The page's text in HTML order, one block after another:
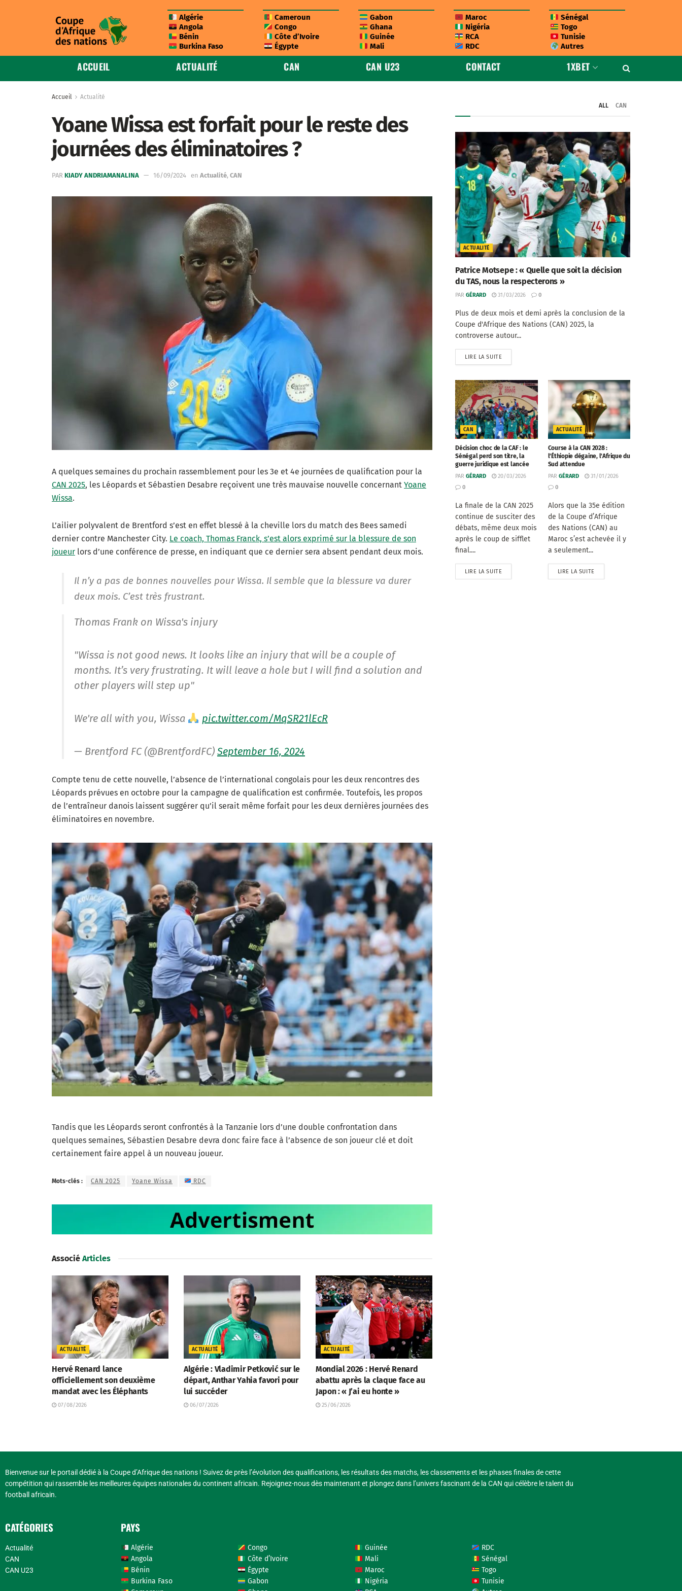
Algérie
Angola
Bénin
Burkina Faso
Cameroun
Congo
Côte d’Ivoire
Égypte
Gabon
Ghana
Guinée
Mali
Maroc
Nigéria
RCA
RDC
Sénégal
Togo
Tunisie
Autres
ACCUEIL ACTUALITÉ CAN CAN U23 CONTACT 1XBET
Accueil Actualité
Yoane Wissa est forfait pour le reste des
journées des éliminatoires ?
PAR KIADY ANDRIAMANALINA 16/09/2024 en Actualité, CAN
A quelques semaines du prochain rassemblement pour les 3e et 4e journées de qualification pour la
CAN 2025, les Léopards et Sébastien Desabre reçoivent une très mauvaise nouvelle concernant Yoane
Wissa.
L’ailier polyvalent de Brentford s’est en effet blessé à la cheville lors du match des Bees samedi
dernier contre Manchester City. Le coach, Thomas Franck, s’est alors exprimé sur la blessure de son
joueur lors d’une conférence de presse, en indiquant que ce dernier sera absent pendant deux mois.
Il n’y a pas de bonnes nouvelles pour Wissa. Il semble que la blessure va durer
deux mois. C’est très frustrant.
Thomas Frank on Wissa's injury
"Wissa is not good news. It looks like an injury that will be a couple of
months. It’s very frustrating. It will leave a hole but I will find a solution and
other players will step up"
We're all with you, Wissa pic.twitter.com/MqSR21lEcR
— Brentford FC (@BrentfordFC) September 16, 2024
Compte tenu de cette nouvelle, l’absence de l’international congolais pour les deux rencontres des
Léopards prévues en octobre pour la campagne de qualification est confirmée. Toutefois, les propos
de l’entraîneur danois laissent suggérer qu’il serait même forfait pour les deux dernières journées des
éliminatoires en novembre.
Tandis que les Léopards seront confrontés à la Tanzanie lors d’une double confrontation dans
quelques semaines, Sébastien Desabre devra donc faire face à l’absence de son joueur clé et doit
certainement faire appel à un nouveau joueur.
Mots-clés : CAN 2025 Yoane Wissa RDC
Associé Articles
ACTUALITÉ
Hervé Renard lance
officiellement son deuxième
mandat avec les Éléphants
07/08/2026
ACTUALITÉ
Algérie : Vladimir Petković sur le
départ, Anthar Yahia favori pour
lui succéder
06/07/2026
ACTUALITÉ
Mondial 2026 : Hervé Renard
abattu après la claque face au
Japon : « J’ai eu honte »
25/06/2026
ALL CAN
ACTUALITÉ
Patrice Motsepe : « Quelle que soit la décision
du TAS, nous la respecterons »
PAR GÉRARD 31/03/2026 0
Plus de deux mois et demi après la conclusion de la
Coupe d'Afrique des Nations (CAN) 2025, la
controverse autour...
LIRE LA SUITE
CAN
Décision choc de la CAF : le
Sénégal perd son titre, la
guerre juridique est lancée
PAR GÉRARD
20/03/2026
0
La finale de la CAN 2025
continue de susciter des
débats, même deux mois
après le coup de sifflet
final....
LIRE LA SUITE
ACTUALITÉ
Course à la CAN 2028 :
l’Éthiopie dégaine, l’Afrique du
Sud attendue
PAR GÉRARD
31/01/2026
0
Alors que la 35e édition
de la Coupe d’Afrique
des Nations (CAN) au
Maroc s’est achevée il y
a seulement...
LIRE LA SUITE
Bienvenue sur le portail dédié à la Coupe d’Afrique des nations ! Suivez de près l’évolution des qualifications, les résultats des matchs, les classements et les phases finales de cette
compétition qui rassemble les meilleures équipes nationales du continent africain. Rejoignez-nous dès maintenant et plongez dans l’univers fascinant de la CAN qui célèbre le talent du
football africain.
CATÉGORIES
Actualité
CAN
CAN U23
PAYS
Algérie
Angola
Bénin
Burkina Faso
Congo
Côte d’Ivoire
Égypte
Gabon
Guinée
Mali
Maroc
Nigéria
RDC
Sénégal
Togo
Tunisie